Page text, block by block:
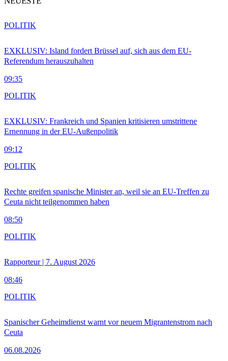
EXKLUSIV: Island fordert Brüssel auf, sich aus dem EU-
Referendum herauszuhalten
09:35
POLITIK
EXKLUSIV: Frankreich und Spanien kritisieren umstrittene
Ernennung in der EU-Außenpolitik
09:12
POLITIK
Rechte greifen spanische Minister an, weil sie an EU-Treffen zu
Ceuta nicht teilgenommen haben
08:50
POLITIK
Rapporteur | 7. August 2026
08:46
POLITIK
Spanischer Geheimdienst warnt vor neuem Migrantenstrom nach
Ceuta
06.08.2026
POLITIK